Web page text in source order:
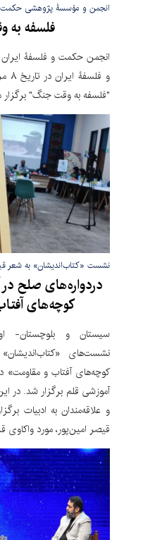
انجمن و مؤسسۀ پژوهشی حکمت و
فلسفه
انجمن حکمت و فلسفۀ
"فلسفه به وقت جنگ" برگزار
نشست «کتاب‌اندیشان» به شعر
دردواره‌های صلح در
کوچه‌های
سیستان و بلوچستان-
نشست‌های
کوچه‌های آفتاب و مقاومت»
آموزشی قلم برگزار شد. در
و علاقه‌مندان به ادبیات
قیصر امین‌پور، مورد واکاوی